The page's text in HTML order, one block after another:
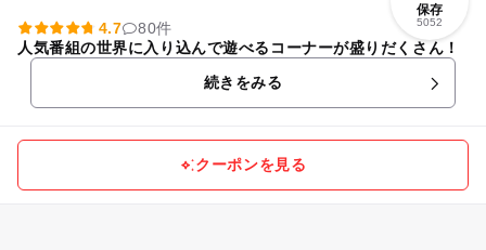
保存
5052
4.7
80件
人気番組の世界に入り込んで遊べるコーナーが盛りだくさん！
続きをみる
クーポンを見る